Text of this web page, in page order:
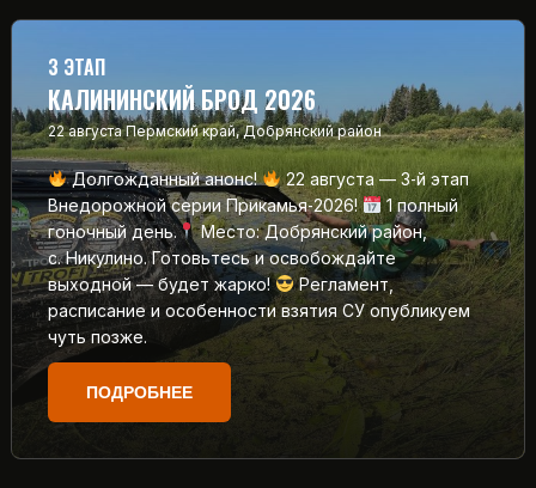
3 ЭТАП
КАЛИНИНСКИЙ БРОД 2026
22 августа Пермский край, Добрянский район
Долгожданный анонс!
22 августа — 3‑й этап
Внедорожной серии Прикамья‑2026!
1 полный
гоночный день.
Место: Добрянский район,
с. Никулино. Готовьтесь и освобождайте
выходной — будет жарко!
Регламент,
расписание и особенности взятия СУ опубликуем
чуть позже.
ПОДРОБНЕЕ